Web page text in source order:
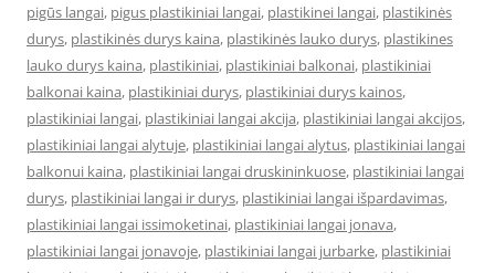
pigūs langai, pigus plastikiniai langai, plastikinei langai, plastikinės
durys, plastikinės durys kaina, plastikinės lauko durys, plastikines
lauko durys kaina, plastikiniai, plastikiniai balkonai, plastikiniai
balkonai kaina, plastikiniai durys, plastikiniai durys kainos,
plastikiniai langai, plastikiniai langai akcija, plastikiniai langai akcijos,
plastikiniai langai alytuje, plastikiniai langai alytus, plastikiniai langai
balkonui kaina, plastikiniai langai druskininkuose, plastikiniai langai
durys, plastikiniai langai ir durys, plastikiniai langai išpardavimas,
plastikiniai langai issimoketinai, plastikiniai langai jonava,
plastikiniai langai jonavoje, plastikiniai langai jurbarke, plastikiniai